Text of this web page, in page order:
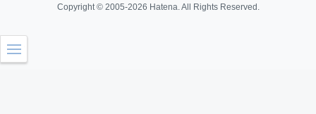
Copyright © 2005-2026 Hatena . All Rights Reserved.